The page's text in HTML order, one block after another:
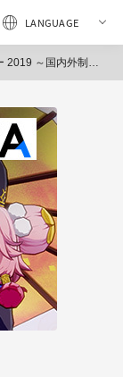
～」2019年6月26日開催（インディゾーン）